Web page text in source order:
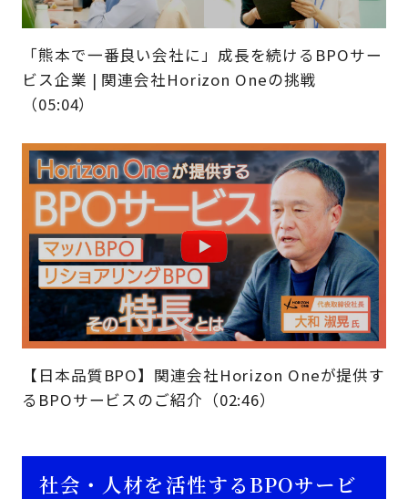
「熊本で一番良い会社に」成長を続けるBPOサー
ビス企業 | 関連会社Horizon Oneの挑戦
（05:04）
【日本品質BPO】関連会社Horizon Oneが提供す
るBPOサービスのご紹介（02:46）
社会・人材を活性するBPOサービ